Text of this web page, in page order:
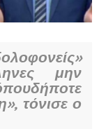
μην
τόνισε ο